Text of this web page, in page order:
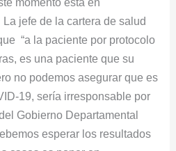
jefe de la cartera de salud
“a la paciente por protocolo
es una paciente que su
no podemos asegurar que es
19, sería irresponsable por
Gobierno Departamental
esperar los resultados